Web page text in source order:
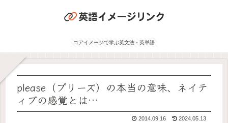
コアイメージで学ぶ英文法・英単語
please（プリーズ）の本当の意味、ネイテ
ィブの感覚とは…
2014.09.16 2024.05.13